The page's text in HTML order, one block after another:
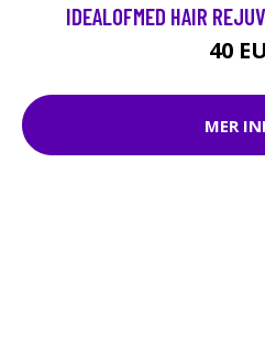
IDEALOFMED HAIR
40
MER